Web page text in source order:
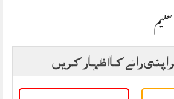
تعلیم
رائے کا اظہار کریں